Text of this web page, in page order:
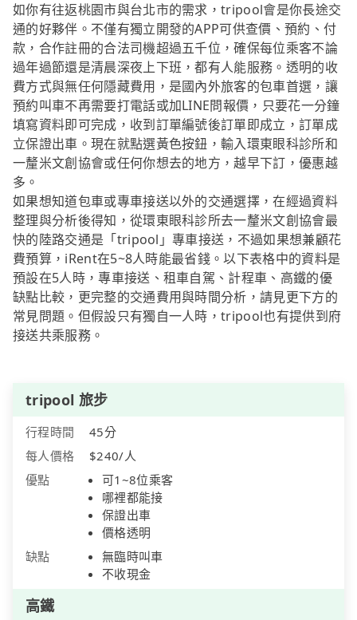
如你有往返桃園市與台北市的需求，tripool會是你長途交
通的好夥伴。不僅有獨立開發的APP可供查價、預約、付
款，合作註冊的合法司機超過五千位，確保每位乘客不論
過年過節還是清晨深夜上下班，都有人能服務。透明的收
費方式與無任何隱藏費用，是國內外旅客的包車首選，讓
預約叫車不再需要打電話或加LINE問報價，只要花一分鐘
填寫資料即可完成，收到訂單編號後訂單即成立，訂單成
立保證出車。現在就點選黃色按鈕，輸入環東眼科診所和
一釐米文創協會或任何你想去的地方，越早下訂，優惠越
多。
如果想知道包車或專車接送以外的交通選擇，在經過資料
整理與分析後得知，從環東眼科診所去一釐米文創協會最
快的陸路交通是「tripool」專車接送，不過如果想兼顧花
費預算，iRent在5~8人時能最省錢。以下表格中的資料是
預設在5人時，專車接送、租車自駕、計程車、高鐵的優
缺點比較，更完整的交通費用與時間分析，請見更下方的
常見問題。但假設只有獨自一人時，tripool也有提供到府
接送共乘服務。
tripool 旅步
行程時間
45分
每人價格
$240/人
優點
可1~8位乘客
哪裡都能接
保證出車
價格透明
缺點
無臨時叫車
不收現金
高鐵